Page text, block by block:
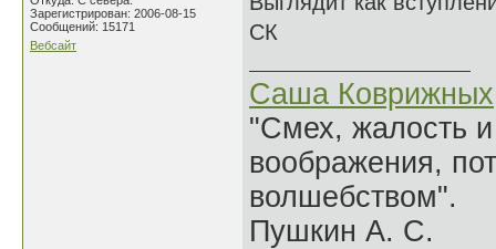
Зарегистрирован: 2006-08-15
Сообщений: 15171
Вебсайт
СК
Саша Коврижных
"Смех, жалость
воображения,
волшебством".
Пушкин А. С.